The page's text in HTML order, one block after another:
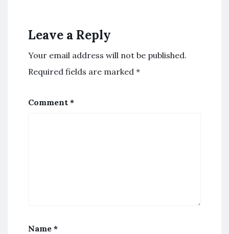
Leave a Reply
Your email address will not be published.
Required fields are marked *
Comment *
Name *